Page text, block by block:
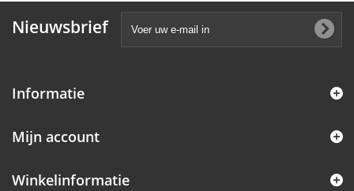
Nieuwsbrief
Informatie
Mijn account
Winkelinformatie